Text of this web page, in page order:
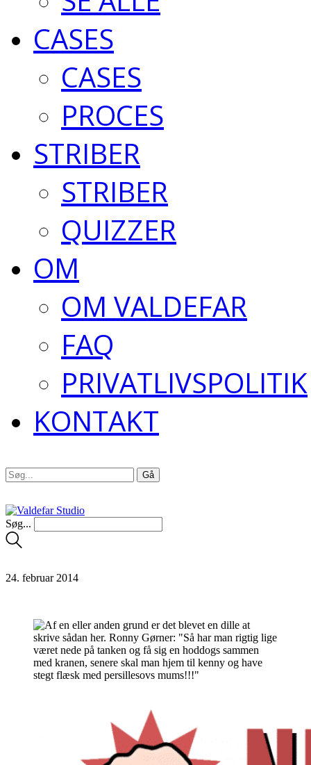
CASES
CASES
PROCES
STRIBER
STRIBER
QUIZZER
OM
OM VALDEFAR
FAQ
PRIVATLIVSPOLITIK
KONTAKT
Søg...
24. februar 2014